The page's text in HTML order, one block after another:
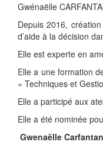
Gwénaëlle
Depuis 2016,
d’aide à la décision
Elle est experte en
Elle a une formation
« Techniques et
Elle a participé aux
Elle a été nominée
Gwenaëlle